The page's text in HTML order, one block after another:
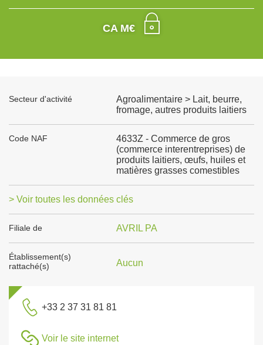
CA M€
Secteur d'activité
Agroalimentaire > Lait, beurre,
fromage, autres produits laitiers
Code NAF
4633Z - Commerce de gros
(commerce interentreprises) de
produits laitiers, œufs, huiles et
matières grasses comestibles
> Voir toutes les données clés
Filiale de AVRIL PA
Établissement(s)
rattaché(s)
Aucun
+33 2 37 31 81 81
Voir le site internet